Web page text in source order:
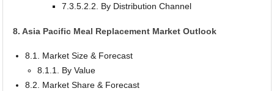
7.3.5.2.2. By Distribution Channel
8. Asia Pacific Meal Replacement Market Outlook
8.1. Market Size & Forecast
8.1.1. By Value
8.2. Market Share & Forecast